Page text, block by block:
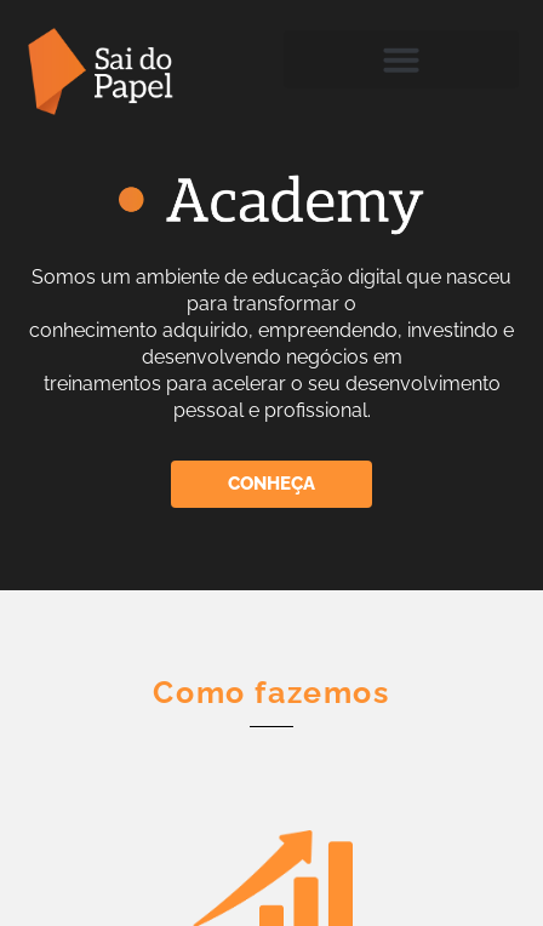
Somos um ambiente de educação digital que nasceu
para transformar o
conhecimento adquirido, empreendendo, investindo e
desenvolvendo negócios em
treinamentos para acelerar o seu desenvolvimento
pessoal e profissional.
CONHEÇA
Como fazemos